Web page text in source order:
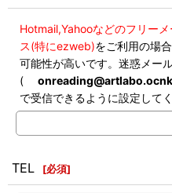
Hotmail,Yahooなどのフリー
ス(特にezweb)をご利用の場
可能性が高いです。迷惑メー
(
で受信できるように設定して
TEL [必須]